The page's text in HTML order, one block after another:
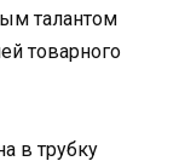
талантом
товарного
в трубку